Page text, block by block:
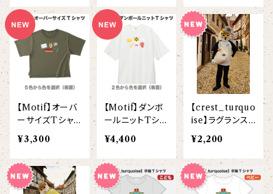
【Motif】オーバ
ーサイズTシャツ
¥3,300
【Motif】ダンボ
ールニットTシャ
ツ（半袖）
¥4,400
【crest_turquo
ise】ラグランスリ
¥2,200